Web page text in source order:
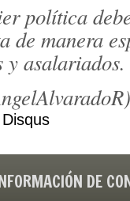
política
de manera
y asalariados.
Disqus
DE